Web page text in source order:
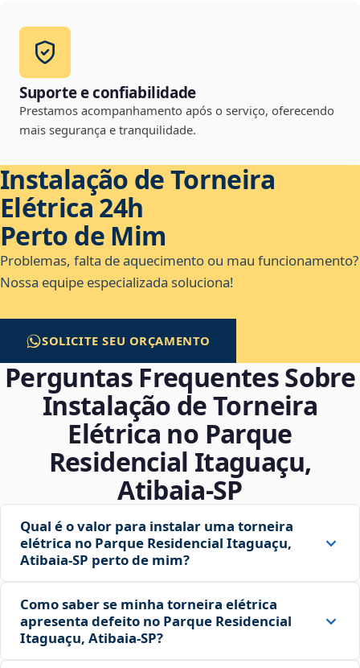
Suporte e confiabilidade
Prestamos acompanhamento após o serviço, oferecendo
mais segurança e tranquilidade.
Instalação de Torneira
Elétrica 24h
Perto de Mim
Problemas, falta de aquecimento ou mau funcionamento?
Nossa equipe especializada soluciona!
SOLICITE SEU ORÇAMENTO
Perguntas Frequentes Sobre
Instalação de Torneira
Elétrica no Parque
Residencial Itaguaçu,
Atibaia‑SP
Qual é o valor para instalar uma torneira
elétrica no Parque Residencial Itaguaçu,
Atibaia‑SP perto de mim?
Como saber se minha torneira elétrica
apresenta defeito no Parque Residencial
Itaguaçu, Atibaia‑SP?